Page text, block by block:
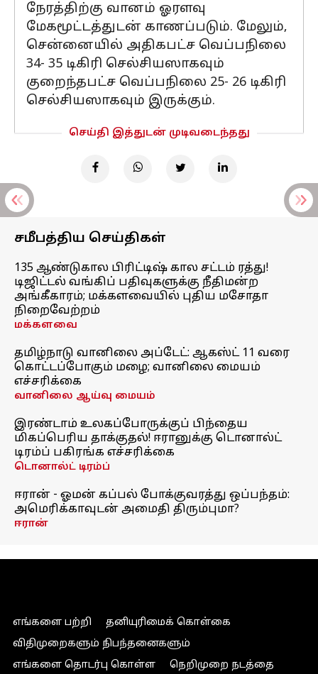
நேரத்திற்கு வானம் ஓரளவு
மேகமூட்டத்துடன் காணப்படும். மேலும்,
சென்னையில் அதிகபட்ச வெப்பநிலை
34- 35 டிகிரி செல்சியஸாகவும்
குறைந்தபட்ச வெப்பநிலை 25- 26 டிகிரி
செல்சியஸாகவும் இருக்கும்.
செய்தி இத்துடன் முடிவடைந்தது
சமீபத்திய செய்திகள்
135 ஆண்டுகால பிரிட்டிஷ் கால சட்டம் ரத்து!
டிஜிட்டல் வங்கிப் பதிவுகளுக்கு நீதிமன்ற
அங்கீகாரம்; மக்களவையில் புதிய மசோதா
நிறைவேற்றம்
மக்களவை
தமிழ்நாடு வானிலை அப்டேட்: ஆகஸ்ட் 11 வரை
கொட்டப்போகும் மழை; வானிலை மையம்
எச்சரிக்கை
வானிலை ஆய்வு மையம்
இரண்டாம் உலகப்போருக்குப் பிந்தைய
மிகப்பெரிய தாக்குதல்! ஈரானுக்கு டொனால்ட்
டிரம்ப் பகிரங்க எச்சரிக்கை
டொனால்ட் டிரம்ப்
ஈரான் - ஓமன் கப்பல் போக்குவரத்து ஒப்பந்தம்:
அமெரிக்காவுடன் அமைதி திரும்புமா?
ஈரான்
எங்களை பற்றி
தனியுரிமைக் கொள்கை
விதிமுறைகளும் நிபந்தனைகளும்
எங்களை தொடர்பு கொள்ள
நெறிமுறை நடத்தை